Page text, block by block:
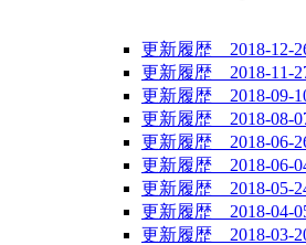
更新履歴 2018-12-
更新履歴 2018-11-
更新履歴 2018-09-
更新履歴 2018-08-
更新履歴 2018-06-
更新履歴 2018-06-
更新履歴 2018-05-
更新履歴 2018-04-
更新履歴 2018-03-